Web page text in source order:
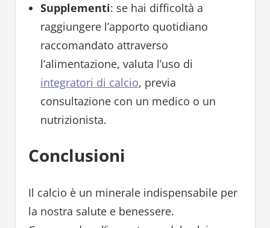
Supplementi: se hai difficoltà a
raggiungere l’apporto quotidiano
raccomandato attraverso
l’alimentazione, valuta l’uso di
integratori di calcio, previa
consultazione con un medico o un
nutrizionista.
Conclusioni
Il calcio è un minerale indispensabile per
la nostra salute e benessere.